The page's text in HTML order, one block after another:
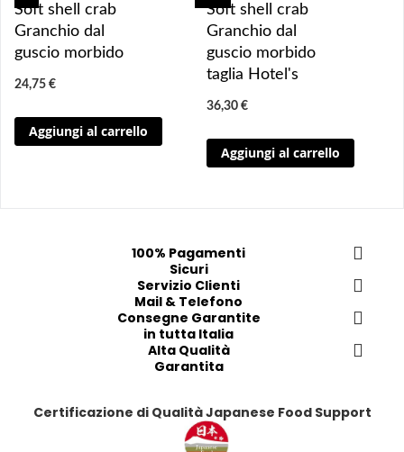
g
g
i
n
i
Soft shell crab
Granchio dal
guscio morbido
24,75 €
Aggiungi al carrello
g
i
n
i
g
g
i
u
g
a
e
r
i
Soft shell crab
Granchio dal
guscio morbido
taglia Hotel's
36,30 €
Aggiungi al carrello
g
i
u
g
a
f
e
r
i
t
i
100% Pagamenti
Sicuri
Servizio Clienti
Mail & Telefono
Consegne Garantite
in tutta Italia
Alta Qualità
Garantita
Certificazione di Qualità Japanese Food Support